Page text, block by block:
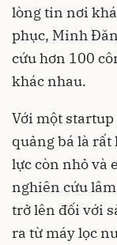
lòng tin nơi
phục, Minh
cứu hơn 100
khác nhau.
Với một
quảng bá là
lực còn nhỏ và
nghiên cứu
trở lên đối với
ra từ máy lọc